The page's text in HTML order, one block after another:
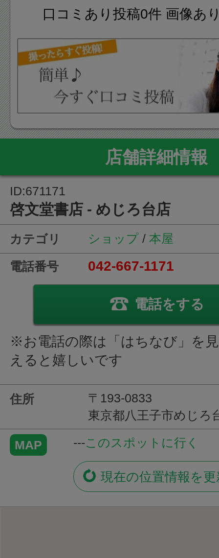
口コミあり投稿0件 画像あ
店舗詳細情報
ID:671171
啓文堂書店 - めじろ台店
カテゴリ ショップ / 本屋
電話番号 042-667-1171
電話をする
※お電話の際は「はちなび」を
えると嬉しいです
住所
〒193-0833
東京都八王子市めじろ
MAP ---このスポットに行く
現在の位置情報を